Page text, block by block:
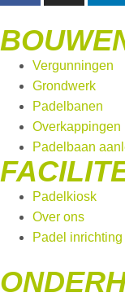
Vergunningen
Grondwerk
Padelbanen
Overkappingen
Padelbaan
Padelkiosk
Over ons
Padel inrichting